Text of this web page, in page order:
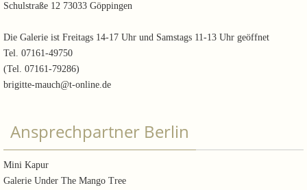
Schulstraße 12 73033 Göppingen
Die Galerie ist Freitags 14-17 Uhr und Samstags 11-13 Uhr geöffnet
Tel. 07161-49750
(Tel. 07161-79286)
brigitte-mauch@t-online.de
Ansprechpartner Berlin
Mini Kapur
Galerie Under The Mango Tree